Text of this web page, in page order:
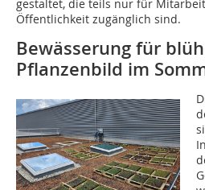
gestaltet, die teils nur für
Öffentlichkeit zugänglich sind.
Bewässerung für
Pflanzenbild im